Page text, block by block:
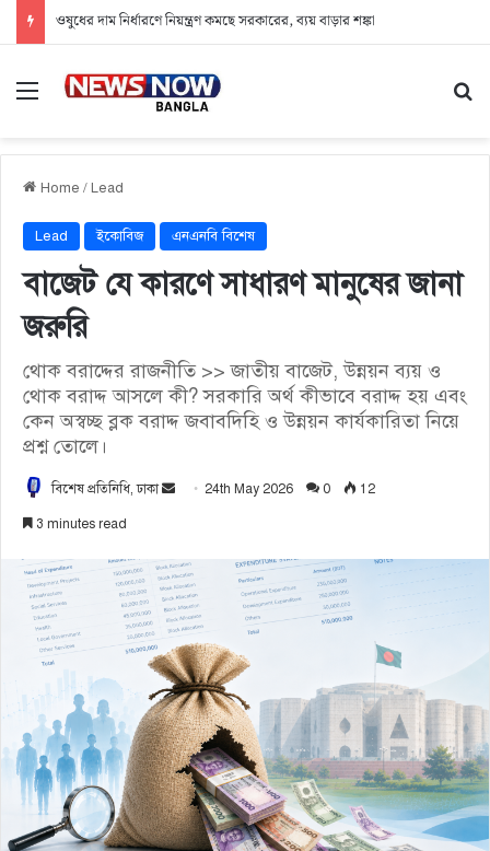
ওষুধের দাম নির্ধারণে নিয়ন্ত্রণ কমছে সরকারের, ব্যয় বাড়ার শঙ্কা
Menu
Home /Lead
Lead ইকোবিজ এনএনবি বিশেষ
বাজেট যে কারণে সাধারণ মানুষের জানা
জরুরি
থোক বরাদ্দের রাজনীতি >> জাতীয় বাজেট, উন্নয়ন ব্যয় ও
থোক বরাদ্দ আসলে কী? সরকারি অর্থ কীভাবে বরাদ্দ হয় এবং
কেন অস্বচ্ছ ব্লক বরাদ্দ জবাবদিহি ও উন্নয়ন কার্যকারিতা নিয়ে
প্রশ্ন তোলে।
বিশেষ প্রতিনিধি, ঢাকা
d
a
n
e
m
a
i
l
24th May 2026 0 12
3 minutes read